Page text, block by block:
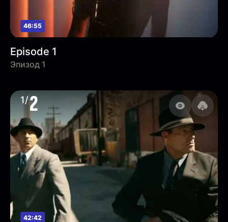
46:55
Episode 1
Эпизод 1
1/2
42:42